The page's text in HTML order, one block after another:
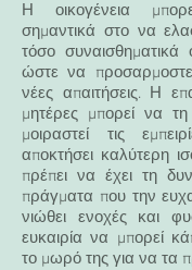
Η οικογένεια
σημαντικά στο να
τόσο συναισθηματικά
ώστε να
νέες απαιτήσεις. Η
μητέρες μπορεί να
μοιραστεί τις
αποκτήσει καλύτερη
πρέπει να έχει τη
πράγματα που την
νιώθει ενοχές και
ευκαιρία να μπορεί
το μωρό της για να τα